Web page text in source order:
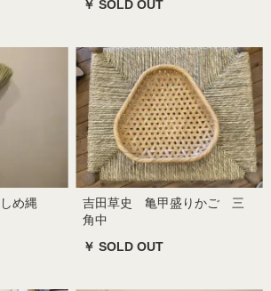
￥ SOLD OUT
め縄
吉田草史 亀甲盛りかご 三
角中
￥ SOLD OUT